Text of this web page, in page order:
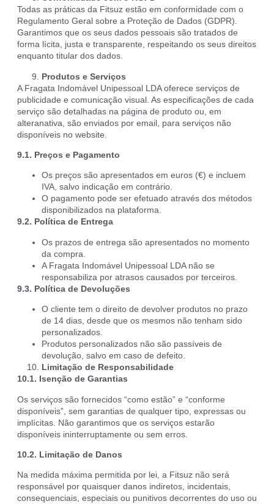
Todas as práticas da Fitsuz estão em conformidade com o
Regulamento Geral sobre a Proteção de Dados (GDPR).
Garantimos que os seus dados pessoais são tratados de
forma lícita, justa e transparente, respeitando os seus direitos
enquanto titular dos dados.
Produtos e Serviços
A Fragata Indomável Unipessoal LDA oferece serviços de
publicidade e comunicação visual. As especificações de cada
serviço são detalhadas na página de produto ou, em
alteranativa, são enviados por email, para serviços não
disponíveis no website.
9.1. Preços e Pagamento
Os preços são apresentados em euros (€) e incluem
IVA, salvo indicação em contrário.
O pagamento pode ser efetuado através dos métodos
disponibilizados na plataforma.
9.2. Política de Entrega
Os prazos de entrega são apresentados no momento
da compra.
A Fragata Indomável Unipessoal LDA não se
responsabiliza por atrasos causados por terceiros.
9.3. Política de Devoluções
O cliente tem o direito de devolver produtos no prazo
de 14 dias, desde que os mesmos não tenham sido
personalizados.
Produtos personalizados não são passíveis de
devolução, salvo em caso de defeito.
Limitação de Responsabilidade
10.1. Isenção de Garantias
Os serviços são fornecidos “como estão” e “conforme
disponíveis”, sem garantias de qualquer tipo, expressas ou
implícitas. Não garantimos que os serviços estarão
disponíveis ininterruptamente ou sem erros.
10.2. Limitação de Danos
Na medida máxima permitida por lei, a Fitsuz não será
responsável por quaisquer danos indiretos, incidentais,
consequenciais, especiais ou punitivos decorrentes do uso ou